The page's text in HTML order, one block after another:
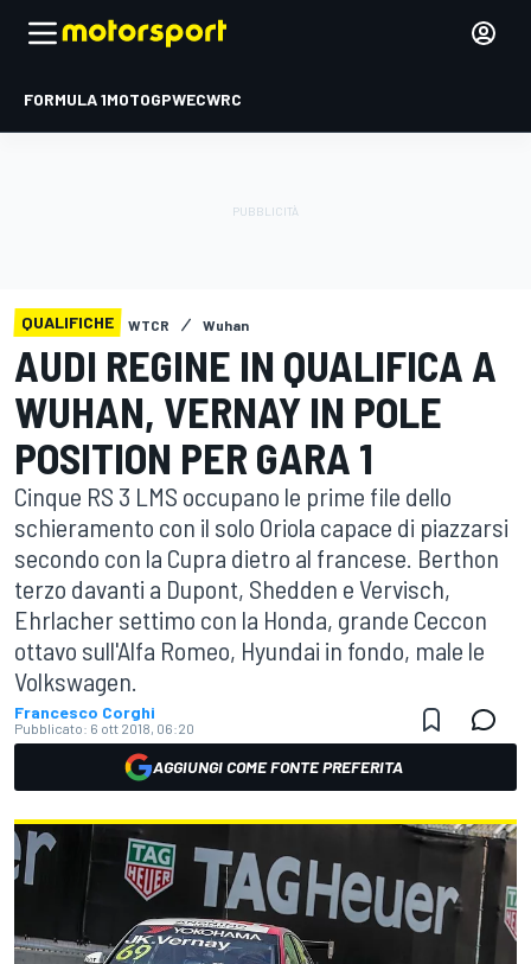
FORMULA 1MOTOGPWECWRC
QUALIFICHE WTCR Wuhan
AUDI REGINE IN QUALIFICA A
WUHAN, VERNAY IN POLE
POSITION PER GARA 1
Cinque RS 3 LMS occupano le prime file dello
schieramento con il solo Oriola capace di piazzarsi
secondo con la Cupra dietro al francese. Berthon
terzo davanti a Dupont, Shedden e Vervisch,
Ehrlacher settimo con la Honda, grande Ceccon
ottavo sull'Alfa Romeo, Hyundai in fondo, male le
Volkswagen.
Francesco Corghi
Pubblicato: 6 ott 2018, 06:20
AGGIUNGI COME FONTE PREFERITA